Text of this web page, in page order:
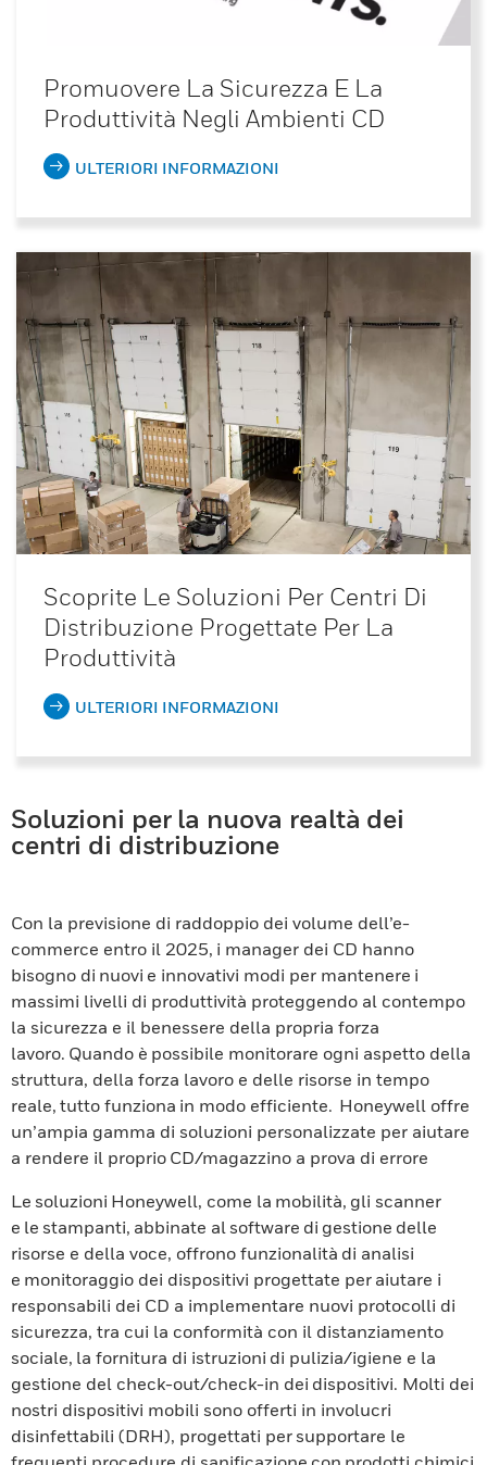
Promuovere La Sicurezza E La
Produttività Negli Ambienti CD
ULTERIORI INFORMAZIONI
Scoprite Le Soluzioni Per Centri Di
Distribuzione Progettate Per La
Produttività
ULTERIORI INFORMAZIONI
Soluzioni per la nuova realtà dei
centri di distribuzione
Con la previsione di raddoppio dei volume dell’e-
commerce entro il 2025, i manager dei CD hanno
bisogno di nuovi e innovativi modi per mantenere i
massimi livelli di produttività proteggendo al contempo
la sicurezza e il benessere della propria forza
lavoro. Quando è possibile monitorare ogni aspetto della
struttura, della forza lavoro e delle risorse in tempo
reale, tutto funziona in modo efficiente. Honeywell offre
un’ampia gamma di soluzioni personalizzate per aiutare
a rendere il proprio CD/magazzino a prova di errore
Le soluzioni Honeywell, come la mobilità, gli scanner
e le stampanti, abbinate al software di gestione delle
risorse e della voce, offrono funzionalità di analisi
e monitoraggio dei dispositivi progettate per aiutare i
responsabili dei CD a implementare nuovi protocolli di
sicurezza, tra cui la conformità con il distanziamento
sociale, la fornitura di istruzioni di pulizia/igiene e la
gestione del check-out/check-in dei dispositivi. Molti dei
nostri dispositivi mobili sono offerti in involucri
disinfettabili (DRH), progettati per supportare le